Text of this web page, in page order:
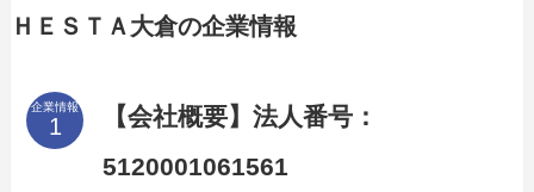
ＨＥＳＴＡ大倉の企業情報
企業情報
【会社概要】法人番号：
5120001061561